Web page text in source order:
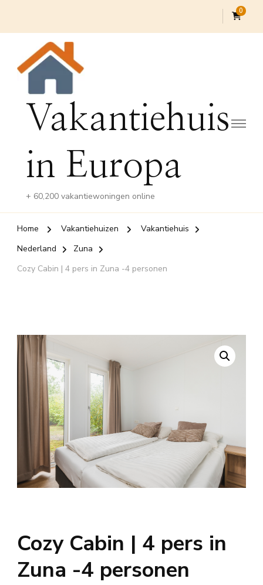
0
Vakantiehuis
in Europa
+ 60,200 vakantiewoningen online
Home Vakantiehuizen
Vakantiehuis
Nederland
Zuna
Cozy Cabin | 4 pers in Zuna -4 personen
Cozy Cabin | 4 pers in
Zuna -4 personen